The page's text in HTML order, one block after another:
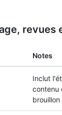
revues
Notes
Inclut
contenu
brouillon